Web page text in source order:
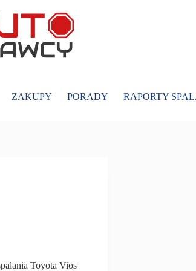
ZAKUPY PORADY RAPORTY
Toyota Vios